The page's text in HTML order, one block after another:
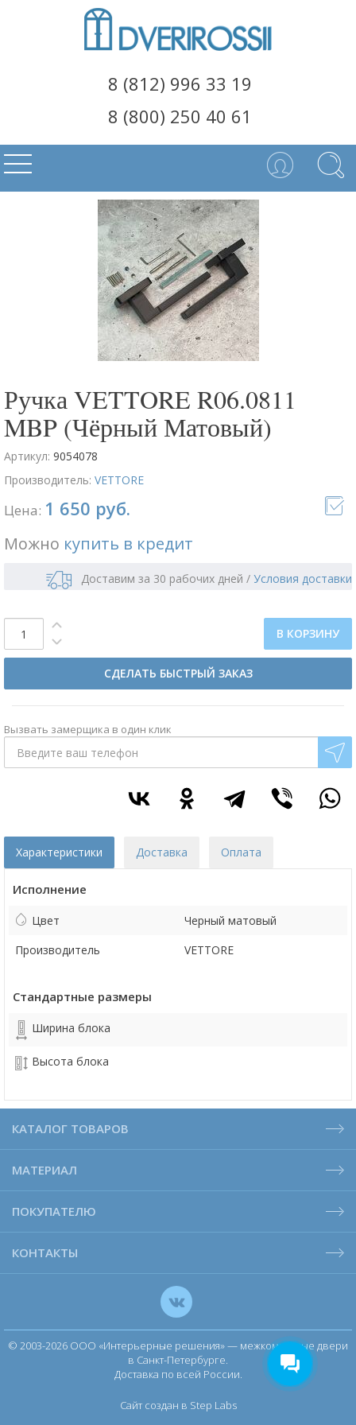
8 (812) 996 33 19
8 (800) 250 40 61
Ручка VETTORE R06.0811
MBP (Чёрный Матовый)
Артикул: 9054078
Производитель: VETTORE
Цена: 1 650 руб.
Можно купить в кредит
Доставим за 30 рабочих дней / Условия доставки
В КОРЗИНУ
СДЕЛАТЬ БЫСТРЫЙ ЗАКАЗ
Вызвать замерщика в один клик
Характеристики Доставка Оплата
Исполнение
Цвет
Черный матовый
Производитель
VETTORE
Стандартные размеры
Ширина блока
Высота блока
КАТАЛОГ ТОВАРОВ
МАТЕРИАЛ
ПОКУПАТЕЛЮ
КОНТАКТЫ
© 2003-2026 ООО «Интерьерные решения» — межкомнатные двери
в Санкт-Петербурге.
Доставка по всей России.
Сайт создан в Step Labs